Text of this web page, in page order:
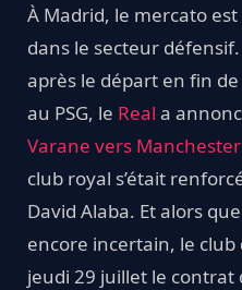
À Madrid, le mercato
dans le secteur
après le départ en fin
au PSG, le Real a
Varane vers
club royal s’était
David Alaba. Et alors
encore incertain, le club
jeudi 29 juillet le contrat